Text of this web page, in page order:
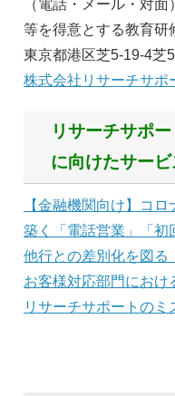
（電話・メール・対
等を得意とする教育研
東京都港区芝5-19-4
株式会社リサーチサポ
リサーチサポ
に向けたサー
【金融機関向け】コ
築く「電話営業」「初
他行との差別化を図る
お客様対応部門におけ
リサーチサポートの